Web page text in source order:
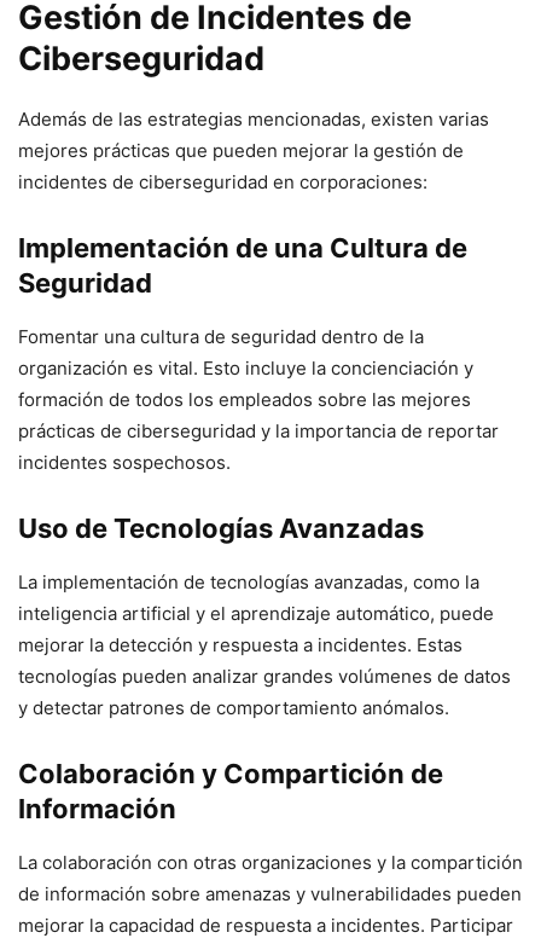
Gestión de Incidentes de
Ciberseguridad
Además de las estrategias mencionadas, existen varias
mejores prácticas que pueden mejorar la gestión de
incidentes de ciberseguridad en corporaciones:
Implementación de una Cultura de
Seguridad
Fomentar una cultura de seguridad dentro de la
organización es vital. Esto incluye la concienciación y
formación de todos los empleados sobre las mejores
prácticas de ciberseguridad y la importancia de reportar
incidentes sospechosos.
Uso de Tecnologías Avanzadas
La implementación de tecnologías avanzadas, como la
inteligencia artificial y el aprendizaje automático, puede
mejorar la detección y respuesta a incidentes. Estas
tecnologías pueden analizar grandes volúmenes de datos
y detectar patrones de comportamiento anómalos.
Colaboración y Compartición de
Información
La colaboración con otras organizaciones y la compartición
de información sobre amenazas y vulnerabilidades pueden
mejorar la capacidad de respuesta a incidentes. Participar